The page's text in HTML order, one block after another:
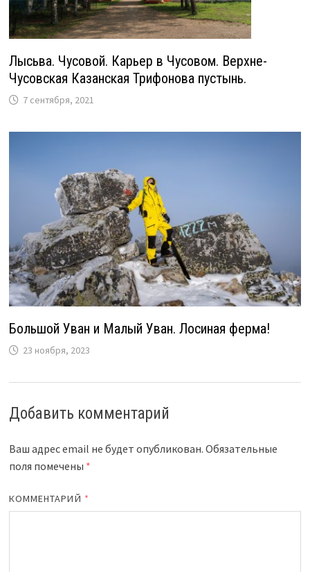
Лысьва. Чусовой. Карьер в Чусовом. Верхне-
Чусовская Казанская Трифонова пустынь.
7 сентября, 2021
Большой Уван и Малый Уван. Лосиная ферма!
23 ноября, 2023
Добавить комментарий
Ваш адрес email не будет опубликован. Обязательные
поля помечены *
КОММЕНТАРИЙ *